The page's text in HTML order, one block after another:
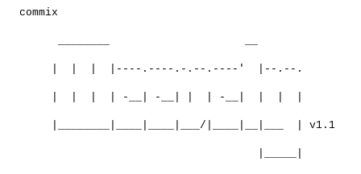
commix
| | | |----.----.-.--.----' |--.--.
| | | | -__| -__| | | -__| | | |
|________|____|____|___/|____|__|___ | v1.1